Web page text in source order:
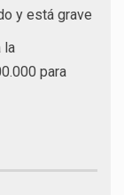
y está grave
la
para